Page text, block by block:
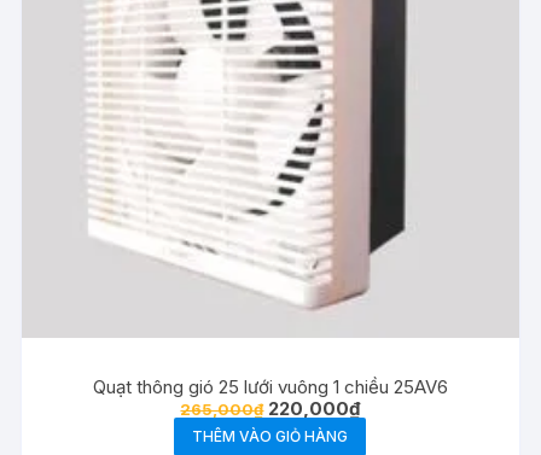
Quạt thông gió 25 lưới vuông 1 chiều 25AV6
265,000₫ Giá
gốc
là:
220,000₫Giá
hiện
THÊM VÀO GIỎ HÀNG